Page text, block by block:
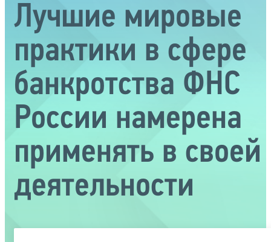
Лучшие мировые
практики в сфере
банкротства ФНС
России намерена
применять в своей
деятельности